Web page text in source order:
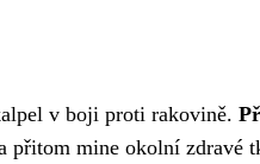
v boji proti rakovině.
přitom mine okolní zdravé